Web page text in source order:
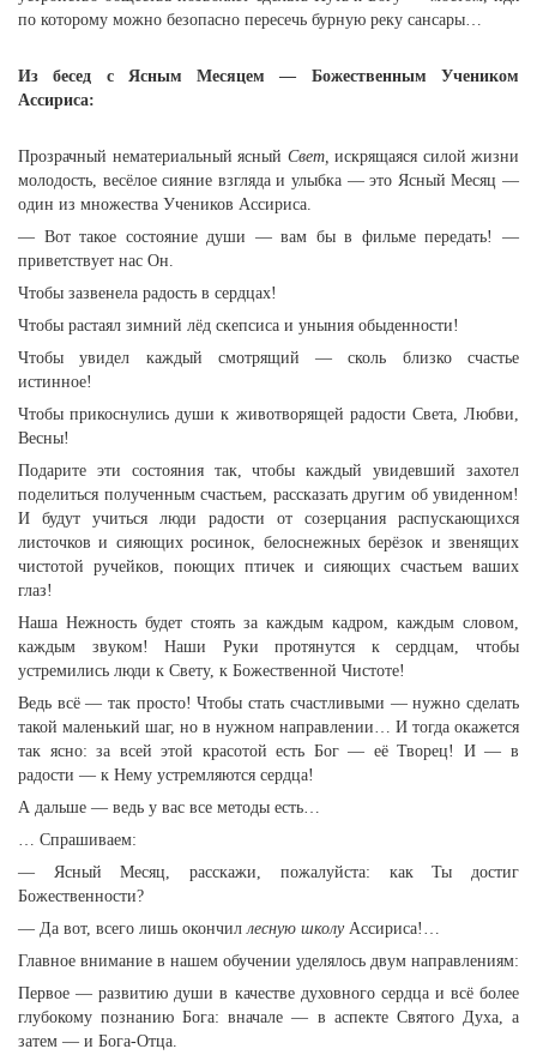
по которому можно безопасно пересечь бурную реку сансары…
Из бесед с Ясным Месяцем — Божественным Учеником
Ассириса:
Прозрачный нематериальный ясный Свет, искрящаяся силой жизни
молодость, весёлое сияние взгляда и улыбка — это Ясный Месяц —
один из множества Учеников Ассириса.
— Вот такое состояние души — вам бы в фильме передать! —
приветствует нас Он.
Чтобы зазвенела радость в сердцах!
Чтобы растаял зимний лёд скепсиса и уныния обыденности!
Чтобы увидел каждый смотрящий — сколь близко счастье
истинное!
Чтобы прикоснулись души к животворящей радости Света, Любви,
Весны!
Подарите эти состояния так, чтобы каждый увидевший захотел
поделиться полученным счастьем, рассказать другим об увиденном!
И будут учиться люди радости от созерцания распускающихся
листочков и сияющих росинок, белоснежных берёзок и звенящих
чистотой ручейков, поющих птичек и сияющих счастьем ваших
глаз!
Наша Нежность будет стоять за каждым кадром, каждым словом,
каждым звуком! Наши Руки протянутся к сердцам, чтобы
устремились люди к Свету, к Божественной Чистоте!
Ведь всё — так просто! Чтобы стать счастливыми — нужно сделать
такой маленький шаг, но в нужном направлении… И тогда окажется
так ясно: за всей этой красотой есть Бог — её Творец! И — в
радости — к Нему устремляются сердца!
А дальше — ведь у вас все методы есть…
… Спрашиваем:
— Ясный Месяц, расскажи, пожалуйста: как Ты достиг
Божественности?
— Да вот, всего лишь окончиллесную школуАссириса!…
Главное внимание в нашем обучении уделялось двум направлениям:
Первое — развитию души в качестве духовного сердца и всё более
глубокому познанию Бога: вначале — в аспекте Святого Духа, а
затем — и Бога-Отца.